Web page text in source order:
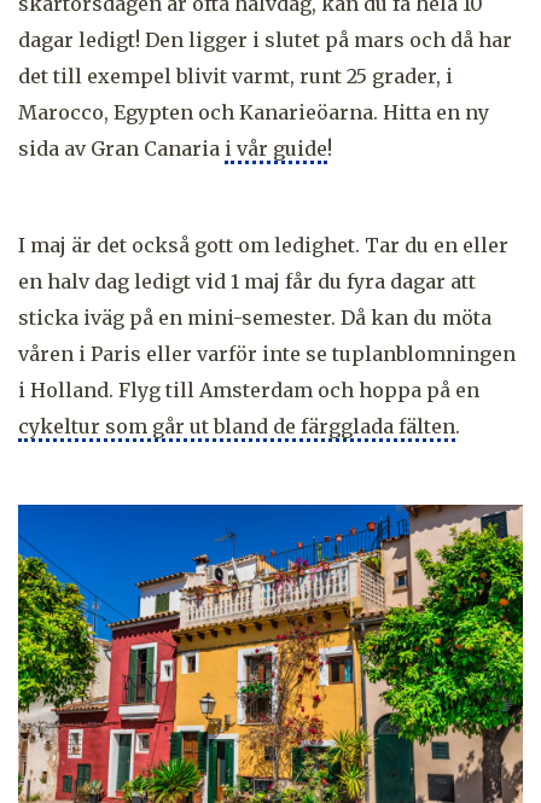
dagar ledigt! Den ligger i slutet på mars och då har
det till exempel blivit varmt, runt 25 grader, i
Marocco, Egypten och Kanarieöarna. Hitta en ny
sida av Gran Canaria i vår guide!
I maj är det också gott om ledighet. Tar du en eller
en halv dag ledigt vid 1 maj får du fyra dagar att
sticka iväg på en mini-semester. Då kan du möta
våren i Paris eller varför inte se tuplanblomningen
i Holland. Flyg till Amsterdam och hoppa på en
cykeltur som går ut bland de färgglada fälten.